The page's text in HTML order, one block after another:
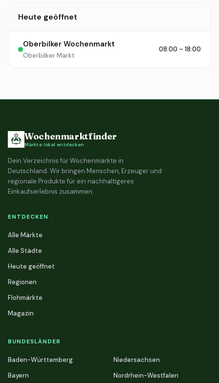
Heute geöffnet
Oberbilker Wochenmarkt
Oberbilker Markt
08:00 – 18:00
Wochenmarktfinder
Märkte lokal entdecken
Dein Verzeichnis für Wochenmärkte in
Deutschland. Wir bringen Menschen, Erzeuger und
regionale Produkte für ein nachhaltigeres
Einkaufserlebnis zusammen.
ENTDECKEN
Alle Märkte
Alle Städte
Heute geöffnet
Regionen
Flohmärkte
Magazin
BUNDESLÄNDER
Baden-Württemberg
Bayern
Niedersachsen
Nordrhein-Westfalen